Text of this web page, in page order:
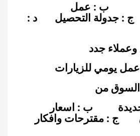
ب : عمل
التحصيل د :
جديدة ب : اسعار
ج : مقترحات وافكار